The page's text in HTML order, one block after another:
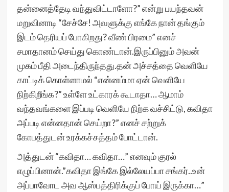
தன்னைத்தேடி வந்துவிட்டாளோ?” என்று பயந்தவன்
மறுவினாடி “சேச்சே! அவளுக்கு எங்கே நான் தங்கும்
இடம் தெரியப் போகிறது? வீண் பிரமை” எனச்
சமாதானம் செய்து கொண்டான்.இருப்பினும் அவன்
முகம் பீதி அடைந்திருந்தது.தன் அச்சத்தை வெளியே
காட்டிக் கொள்ளாமல் “என்னம்மா ஏன் வெளியே
நிற்கிறீங்க?” உள்ளே உட்காரக் கூடாதா… ஆமாம்
வந்தவங்களை இப்படி வெளியே நிற்க வச்சிட்டு, கவிதா
அப்படி என்னதான் செய்றா?” எனச் சற்றுக்
கோபத்துடன் உரக்கச்சத்தம் போட்டான்.
அத்துடன் “கவிதா… கவிதா…” எனவும் குரல்
எழுப்பினான்.”கவிதா இங்கே இல்லேயப்பா சங்கர்..உன்
அப்பாவோட அவ ஆஸ்பத்திரிக்குப் போய் இருக்கா…”